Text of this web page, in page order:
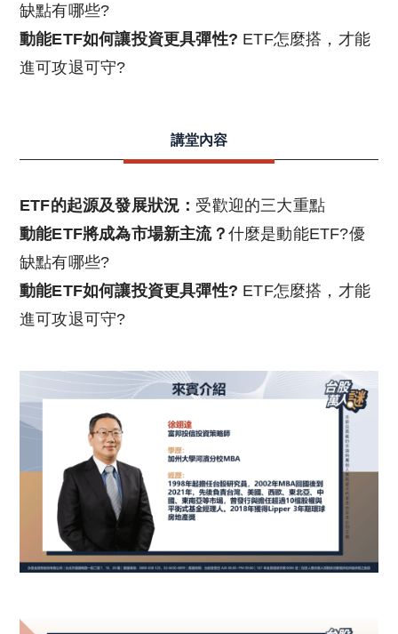
缺點有哪些?
動能ETF如何讓投資更具彈性? ETF怎麼搭，才能
進可攻退可守?
講堂內容
ETF的起源及發展狀況： 受歡迎的三大重點
動能ETF將成為市場新主流？ 什麼是動能ETF?優
缺點有哪些?
動能ETF如何讓投資更具彈性? ETF怎麼搭，才能
進可攻退可守?